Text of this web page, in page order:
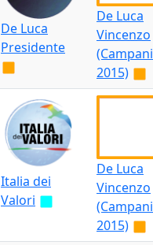
De Luca
Presidente
De Luca
Vincenzo
2015)
Italia dei
Valori
De Luca
Vincenzo
2015)